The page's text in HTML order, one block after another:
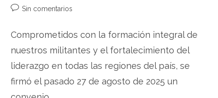
Sin comentarios
Comprometidos con la formación integral de
nuestros militantes y el fortalecimiento del
liderazgo en todas las regiones del país, se
firmó el pasado 27 de agosto de 2025 un